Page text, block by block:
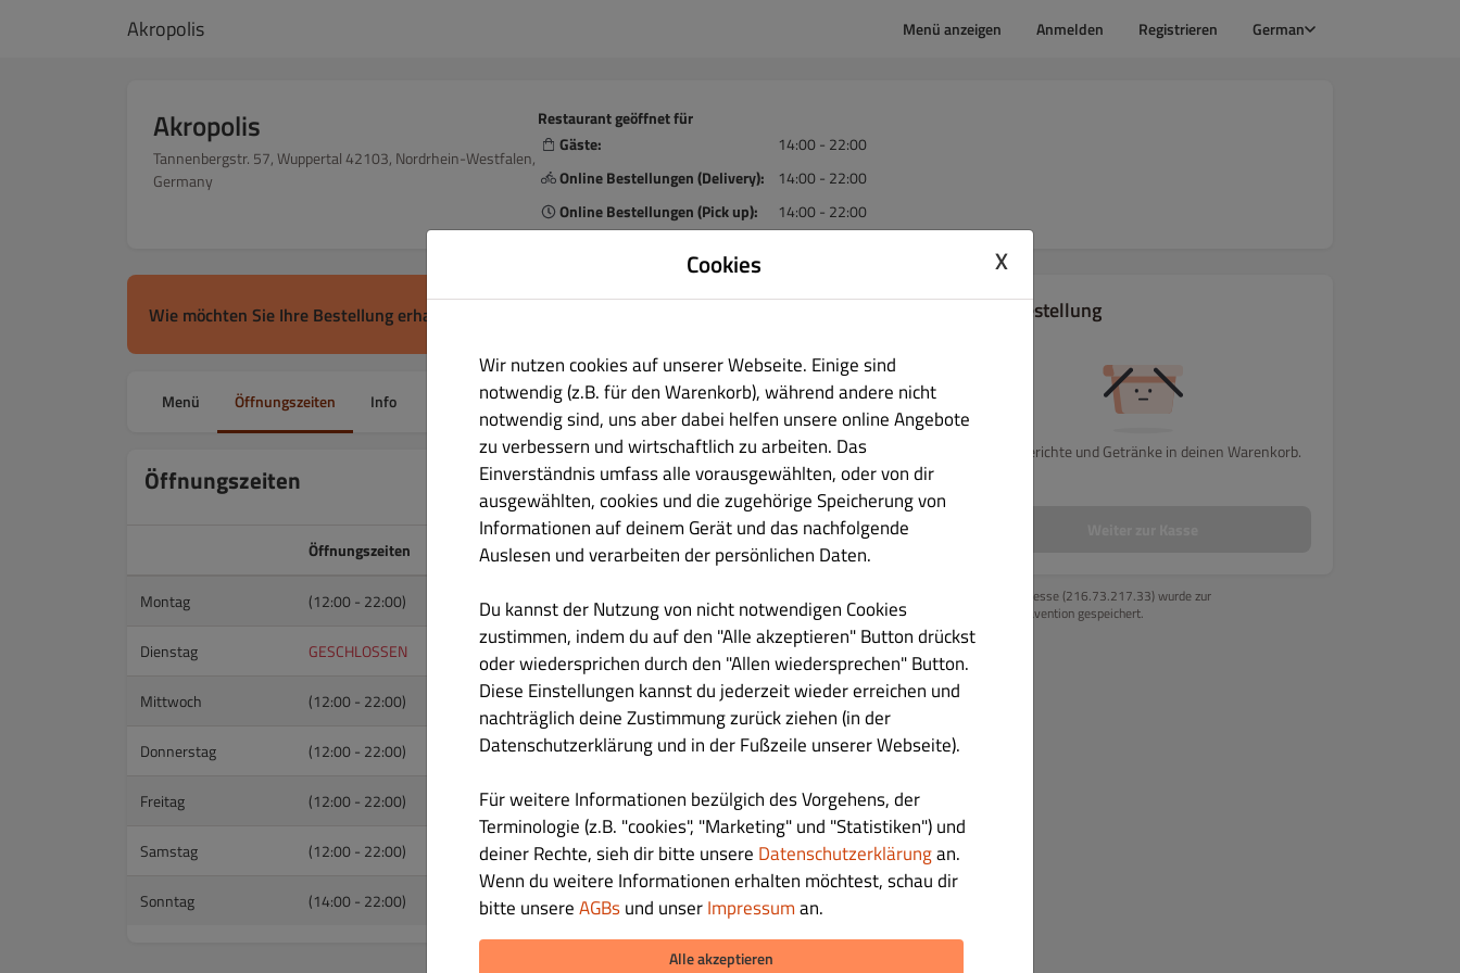
Akropolis Menü anzeigen Anmelden Registrieren German
Akropolis
Tannenbergstr. 57, Wuppertal 42103, Nordrhein-Westfalen,
Germany
Restaurant geöffnet für
Gäste:
14:00 - 22:00
Online Bestellungen (Delivery):
14:00 - 22:00
Online Bestellungen (Pick up):
14:00 - 22:00
Wie möchten Sie Ihre Bestellung erhalten?
Menü Öffnungszeiten Info Gutscheine Allergene
Öffnungszeiten
Öffnungszeiten Lieferung Abholung
Montag (12:00 - 22:00) (12:00 - 22:00) (12:00 - 22:00)
Dienstag GESCHLOSSEN GESCHLOSSEN GESCHLOSSEN
Mittwoch (12:00 - 22:00) (12:00 - 22:00) (11:00 - 22:00)
Donnerstag (12:00 - 22:00) (12:00 - 22:00) (11:00 - 22:00)
Freitag (12:00 - 22:00) (12:00 - 22:00) (14:00 - 22:00)
Samstag (12:00 - 22:00) (12:00 - 22:00) (11:00 - 22:00)
Sonntag (14:00 - 22:00) (14:00 - 22:00) (14:00 - 22:00)
Ihre Bestellung
Lege Gerichte und Getränke in deinen Warenkorb.
Ihre IP-Adresse (216.73.217.33) wurde zur
Betrugsprävention gespeichert.
Cookies X
Wir nutzen cookies auf unserer Webseite. Einige sind
notwendig (z.B. für den Warenkorb), während andere nicht
notwendig sind, uns aber dabei helfen unsere online Angebote
zu verbessern und wirtschaftlich zu arbeiten. Das
Einverständnis umfass alle vorausgewählten, oder von dir
ausgewählten, cookies und die zugehörige Speicherung von
Informationen auf deinem Gerät und das nachfolgende
Auslesen und verarbeiten der persönlichen Daten.
Du kannst der Nutzung von nicht notwendigen Cookies
zustimmen, indem du auf den "Alle akzeptieren" Button drückst
oder wiedersprichen durch den "Allen wiedersprechen" Button.
Diese Einstellungen kannst du jederzeit wieder erreichen und
nachträglich deine Zustimmung zurück ziehen (in der
Datenschutzerklärung und in der Fußzeile unserer Webseite).
Für weitere Informationen bezülgich des Vorgehens, der
Terminologie (z.B. "cookies", "Marketing" und "Statistiken") und
deiner Rechte, sieh dir bitte unsere Datenschutzerklärungan.
Wenn du weitere Informationen erhalten möchtest, schau dir
bitte unsereAGBsund unserImpressuman.
Alle akzeptieren